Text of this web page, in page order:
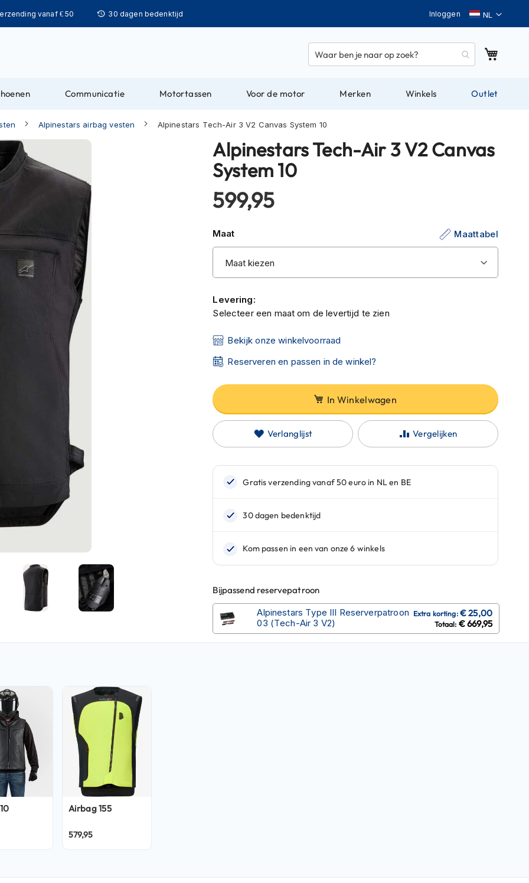
vanaf € 50 30 dagen bedenktijd Taal
Inloggen
Communicatie Motortassen Voor de motor Merken Winkels Outlet
Alpinestars airbag vesten Alpinestars Tech-Air 3 V2 Canvas System 10
Alpinestars Tech-Air 3 V2 Canvas
System 10
599,95
Maat Maattabel
Levering:
Selecteer een maat om de levertijd te zien
Bekijk onze winkelvoorraad
Reserveren en passen in de winkel?
In Winkelwagen
Verlanglijst Vergelijken
Bijpassend reservepatroon
Alpinestars Type III Reserverpatroon
03 (Tech-Air 3 V2)
€ 669,95
10 Airbag155
579,95